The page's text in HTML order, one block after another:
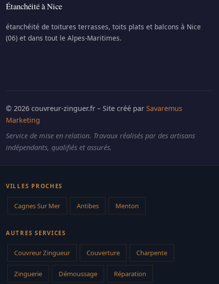
Étanchéité à Nice
étanchéité de toitures terrasses, toits plats et balcons à Nice
(06) et dans tout le Alpes-Maritimes.
© 2026 couvreur-zinguer.fr – Site créé par Savaremus
Marketing
Service de mise en relation. Travaux réalisés par des artisans
indépendants, qualifiés et assurés.
VILLES PROCHES
Cagnes Sur Mer Antibes Menton
AUTRES SERVICES
Couvreur Zingueur Couverture Charpente
Zinguerie Démoussage Réparation